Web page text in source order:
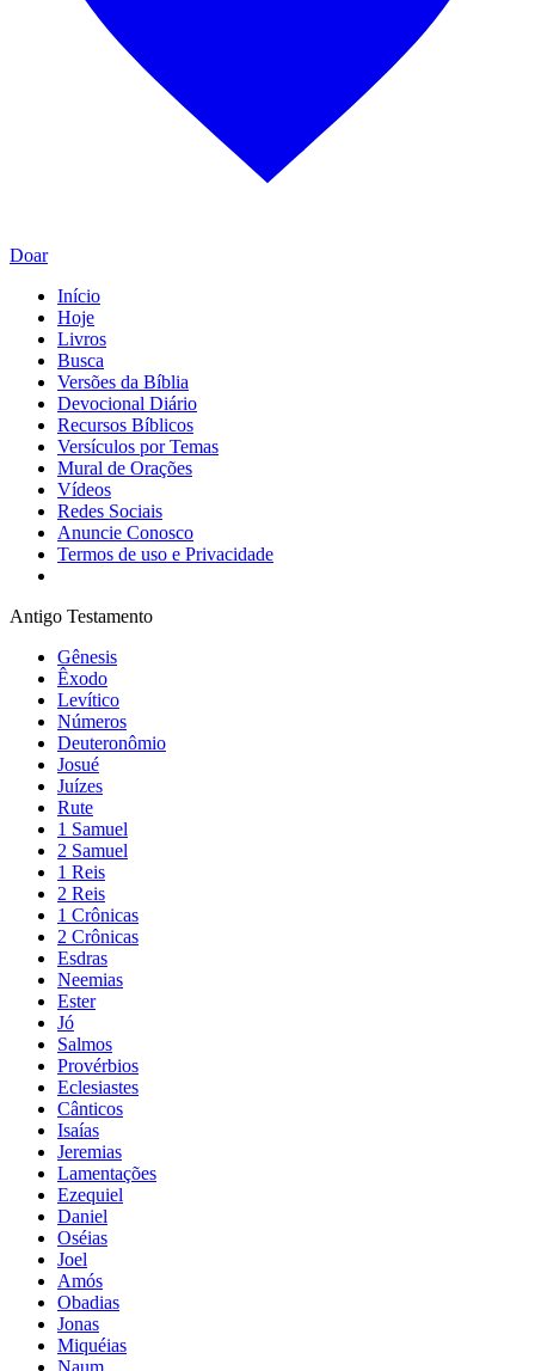
Doar
Início
Hoje
Livros
Busca
Versões da Bíblia
Devocional Diário
Recursos Bíblicos
Versículos por Temas
Mural de Orações
Vídeos
Redes Sociais
Anuncie Conosco
Termos de uso e Privacidade
Antigo Testamento
Gênesis
Êxodo
Levítico
Números
Deuteronômio
Josué
Juízes
Rute
1 Samuel
2 Samuel
1 Reis
2 Reis
1 Crônicas
2 Crônicas
Esdras
Neemias
Ester
Jó
Salmos
Provérbios
Eclesiastes
Cânticos
Isaías
Jeremias
Lamentações
Ezequiel
Daniel
Oséias
Joel
Amós
Obadias
Jonas
Miquéias
Naum